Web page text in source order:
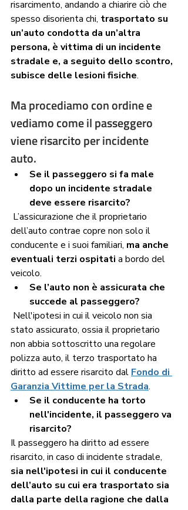
risarcimento, andando a chiarire ciò che
spesso disorienta chi, trasportato su
un’auto condotta da un’altra
persona, è vittima di un incidente
stradale e, a seguito dello scontro,
subisce delle lesioni fisiche.
Ma procediamo con ordine e
vediamo come il passeggero
viene risarcito per incidente
auto.
Se il passeggero si fa male
dopo un incidente stradale
deve essere risarcito?
dell’auto contrae copre non solo il
conducente e i suoi familiari, ma anche
eventuali terzi ospitati a bordo del
veicolo.
Se l’auto non è assicurata che
succede al passeggero?
stato assicurato, ossia il proprietario
non abbia sottoscritto una regolare
polizza auto, il terzo trasportato ha
diritto ad essere risarcito dal Fondo di
Garanzia Vittime per la Strada.
Se il conducente ha torto
nell'incidente, il passeggero va
risarcito?
Il passeggero ha diritto ad essere
risarcito, in caso di incidente stradale,
sia nell'ipotesi in cui il conducente
dell’auto su cui era trasportato sia
dalla parte della ragione che dalla